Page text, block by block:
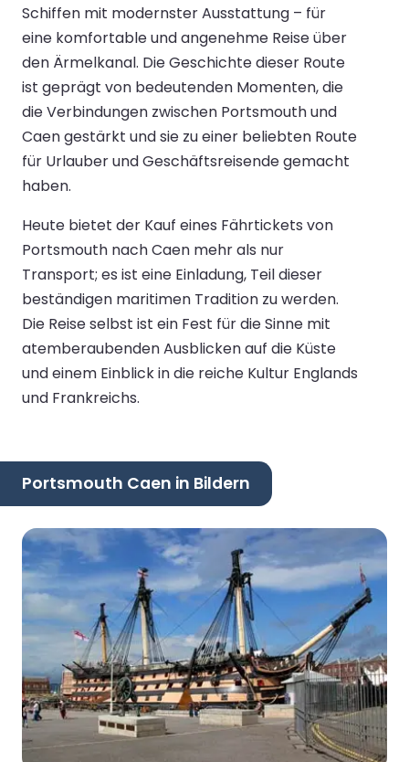
Schiffen mit modernster Ausstattung – für
eine komfortable und angenehme Reise über
den Ärmelkanal. Die Geschichte dieser Route
ist geprägt von bedeutenden Momenten, die
die Verbindungen zwischen Portsmouth und
Caen gestärkt und sie zu einer beliebten Route
für Urlauber und Geschäftsreisende gemacht
haben.
Heute bietet der Kauf eines Fährtickets von
Portsmouth nach Caen mehr als nur
Transport; es ist eine Einladung, Teil dieser
beständigen maritimen Tradition zu werden.
Die Reise selbst ist ein Fest für die Sinne mit
atemberaubenden Ausblicken auf die Küste
und einem Einblick in die reiche Kultur Englands
und Frankreichs.
Portsmouth Caen in Bildern